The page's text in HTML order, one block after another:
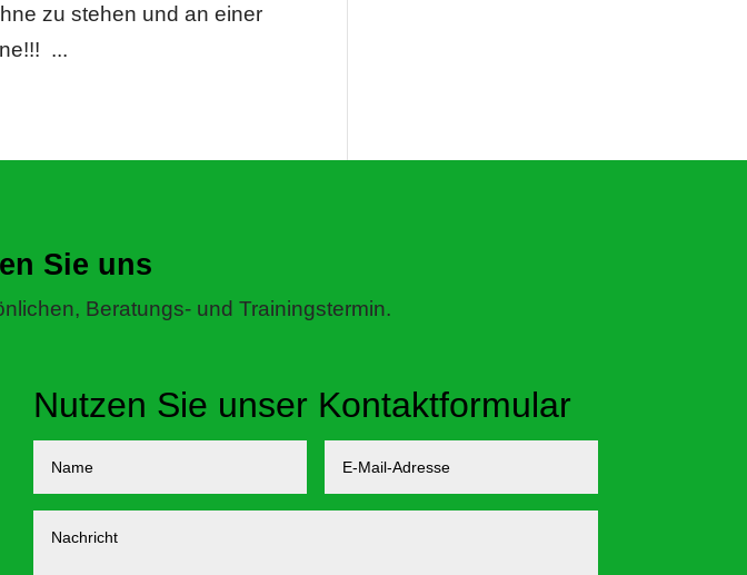
zu stehen und an einer
...
Sie uns
Beratungs- und Trainingstermin.
Nutzen Sie unser Kontaktformular